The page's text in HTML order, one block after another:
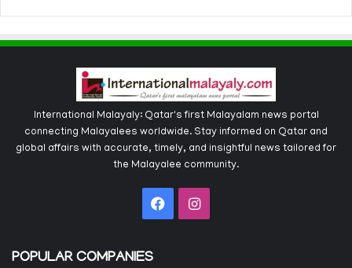
International Malayaly: Qatar's first Malayalam news portal
connecting Malayalees worldwide. Stay informed on Qatar and
global affairs with accurate, timely, and insightful news tailored for
the Malayalee community.
FacebookInstagram
POPULAR COMPANIES